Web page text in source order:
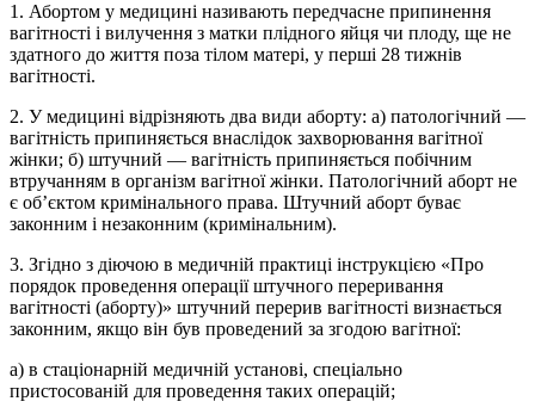
1. Абортом у медицині називають передчасне припинення
вагітності і вилучення з матки плідного яйця чи плоду, ще не
здатного до життя поза тілом матері, у перші 28 тижнів
вагітності.
2. У медицині відрізняють два види аборту: а) патологічний —
вагітність припиняється внаслідок захворювання вагітної
жінки; б) штучний — вагітність припиняється побічним
втручанням в організм вагітної жінки. Патологічний аборт не
є об’єктом кримінального права. Штучний аборт буває
законним і незаконним (кримінальним).
3. Згідно з діючою в медичній практиці інструкцією «Про
порядок проведення операції штучного переривання
вагітності (аборту)» штучний перерив вагітності визнається
законним, якщо він був проведений за згодою вагітної:
а) в стаціонарній медичній установі, спеціально
пристосованій для проведення таких операцій;